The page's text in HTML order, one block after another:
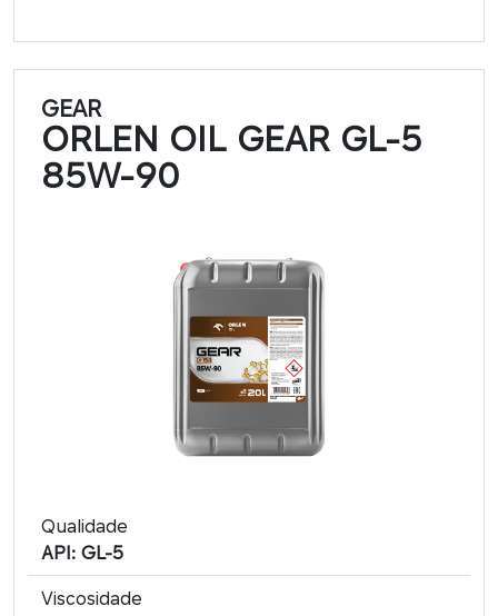
GEAR
ORLEN OIL GEAR GL-5
85W-90
Qualidade
API: GL-5
Viscosidade